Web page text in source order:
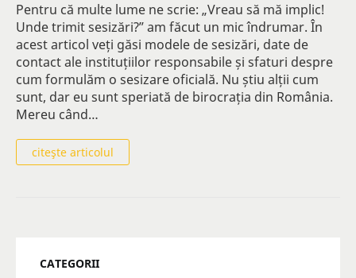
Pentru că multe lume ne scrie: „Vreau să mă implic!
Unde trimit sesizări?” am făcut un mic îndrumar. În
acest articol veți găsi modele de sesizări, date de
contact ale instituțiilor responsabile și sfaturi despre
cum formulăm o sesizare oficială. Nu știu alții cum
sunt, dar eu sunt speriată de birocrația din România.
Mereu când…
citeşte articolul
CATEGORII